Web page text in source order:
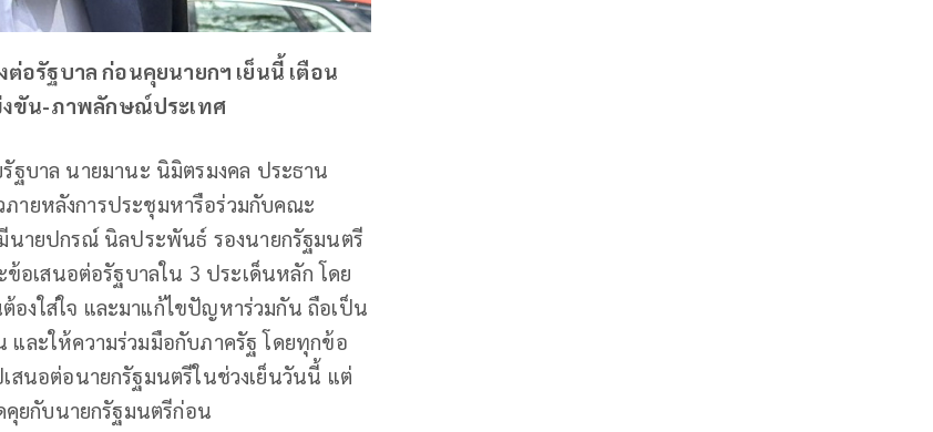
ต่อรัฐบาล ก่อนคุยนายกฯ เย็นนี้ เตือน
ขัน-ภาพลักษณ์ประเทศ
ฐบาล นายมานะ นิมิตรมงคล ประธาน
ายหลังการประชุมหารือร่วมกับคณะ
นายปกรณ์ นิลประพันธ์ รองนายกรัฐมนตรี
อเสนอต่อรัฐบาลใน 3 ประเด็นหลัก โดย
งใส่ใจ และมาแก้ไขปัญหาร่วมกัน ถือเป็น
ละให้ความร่วมมือกับภาครัฐ โดยทุกข้อ
สนอต่อนายกรัฐมนตรีในช่วงเย็นวันนี้ แต่
คุยกับนายกรัฐมนตรีก่อน